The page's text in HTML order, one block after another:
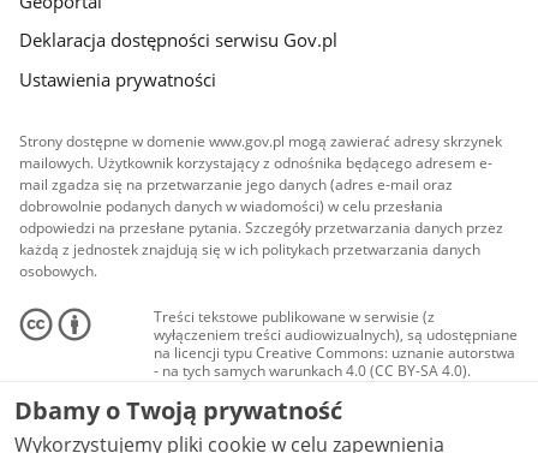
Deklaracja dostępności serwisu Gov.pl
Ustawienia prywatności
Strony dostępne w domenie www.gov.pl mogą zawierać adresy skrzynek
mailowych. Użytkownik korzystający z odnośnika będącego adresem e-
mail zgadza się na przetwarzanie jego danych (adres e-mail oraz
dobrowolnie podanych danych w wiadomości) w celu przesłania
odpowiedzi na przesłane pytania. Szczegóły przetwarzania danych przez
każdą z jednostek znajdują się w ich politykach przetwarzania danych
osobowych.
Treści tekstowe publikowane w serwisie (z
wyłączeniem treści audiowizualnych), są udostępniane
na licencji typu Creative Commons: uznanie autorstwa
- na tych samych warunkach 4.0 (CC BY-SA 4.0).
Materiały audiowizualne, w tym zdjęcia, materiały
audio i wideo, są udostępniane na licencji typu
Creative Commons: uznanie autorstwa użycie
niekomercyjne - bez utworów zależnych 4.0 (CC BY-
Dbamy o Twoją prywatność
Wykorzystujemy pliki cookie w celu zapewnienia